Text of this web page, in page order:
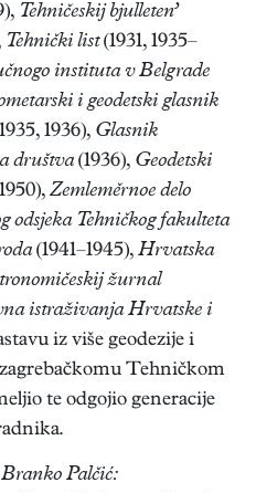
Tehničeskij bjulleten’
Tehnički list(1931, 1935–
instituta v Belgrade
i geodetski glasnik
1936), Glasnik
društva(1936), Geodetski
Zemleměrnoe delo
odsjeka Tehničkog fakulteta
(1941–1945), Hrvatska
žurnal
istraživanja Hrvatske i
iz više geodezije i
Tehničkom
te odgojio generacije
Branko Palčić: